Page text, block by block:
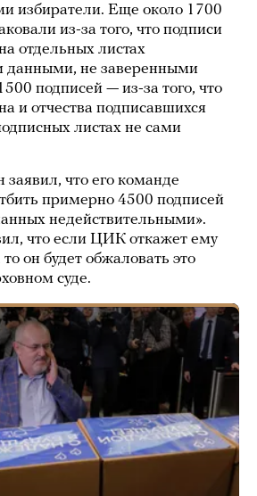
избиратели. Еще около 1700
из-за того, что подписи
отдельных листах
данными, не заверенными
подписей — из-за того, что
и отчества подписавшихся
листах не сами
что его команде
примерно 4500 подписей
недействительными».
что если ЦИК откажет ему
он будет обжаловать это
суде.